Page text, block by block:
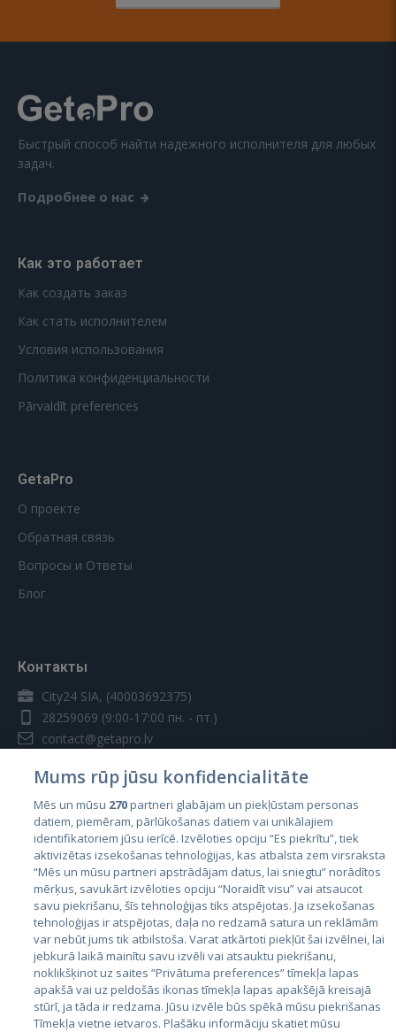
Быстрый способ найти надежного исполнителя для любых
задач.
Подробнее о нас
Как это работает
Как создать заказ
Как стать исполнителем
Условия использования
Политика конфиденциальности
Pārvaldīt preferences
GetaPro
О проекте
Обратная связь
Вопросы и Ответы
Блог
Контакты
City24 SIA, (40003692375)
28259069 (9:00-17:00 пн. - пт.)
contact@getapro.lv
Страны
Эстония
Латвия
Литва
Mums rūp jūsu konfidencialitāte
Mēs un mūsu 270partneri glabājam un piekļūstam personas
datiem, piemēram, pārlūkošanas datiem vai unikālajiem
identifikatoriem jūsu ierīcē. Izvēloties opciju “Es piekrītu”, tiek
aktivizētas izsekošanas tehnoloģijas, kas atbalsta zem virsraksta
“Mēs un mūsu partneri apstrādājam datus, lai sniegtu” norādītos
mērķus, savukārt izvēloties opciju “Noraidīt visu” vai atsaucot
savu piekrišanu, šīs tehnoloģijas tiks atspējotas. Ja izsekošanas
tehnoloģijas ir atspējotas, daļa no redzamā satura un reklāmām
var nebūt jums tik atbilstoša. Varat atkārtoti piekļūt šai izvēlnei, lai
jebkurā laikā mainītu savu izvēli vai atsauktu piekrišanu,
noklikšķinot uz saites “Privātuma preferences” tīmekļa lapas
apakšā vai uz peldošās ikonas tīmekļa lapas apakšējā kreisajā
stūrī, ja tāda ir redzama. Jūsu izvēle būs spēkā mūsu piekrišanas
Tīmekļa vietne ietvaros. Plašāku informāciju skatiet mūsu